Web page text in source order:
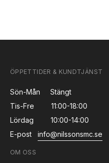
ÖPPETTIDER & KUNDTJÄNST
Sön-Mån
Stängt
Tis-Fre
11:00-18:00
Lördag
10:00-14:00
E-post
info@nilssonsmc.se
OM OSS